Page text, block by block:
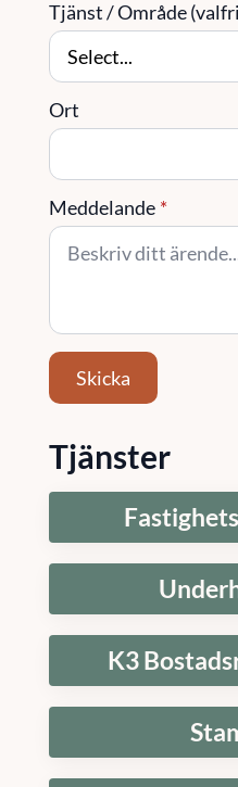
Tjänst / Område
Ort
Meddelande *
Skicka
Tjänster
K3